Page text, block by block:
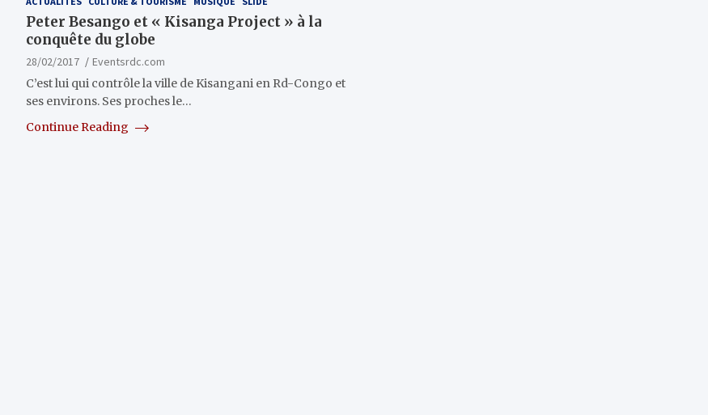
Peter Besango et « Kisanga Project » à la
conquête du globe
28/02/2017
Eventsrdc.com
C’est lui qui contrôle la ville de Kisangani en Rd-Congo et
ses environs. Ses proches le…
Continue Reading